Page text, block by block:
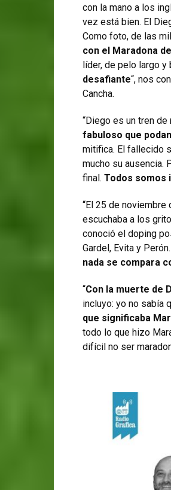
con la mano a los
vez está bien. El
Como foto, de las
con el Maradona
líder, de pelo largo y
desafiante“, nos
Cancha.
“Diego es un tren
fabuloso que
mitifica. El fallecido
mucho su ausencia.
final. Todos somos
“El 25 de noviembre
escuchaba a los
conoció el doping
Gardel, Evita y
nada se compara
“Con la muerte de
incluyo: yo no sabía
que significaba
todo lo que hizo
difícil no ser